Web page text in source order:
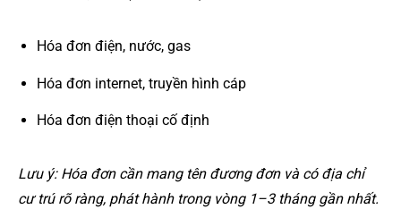
Hóa đơn điện, nước, gas
Hóa đơn internet, truyền hình cáp
Hóa đơn điện thoại cố định
Lưu ý: Hóa đơn cần mang tên đương đơn và có địa chỉ
cư trú rõ ràng, phát hành trong vòng 1–3 tháng gần nhất.